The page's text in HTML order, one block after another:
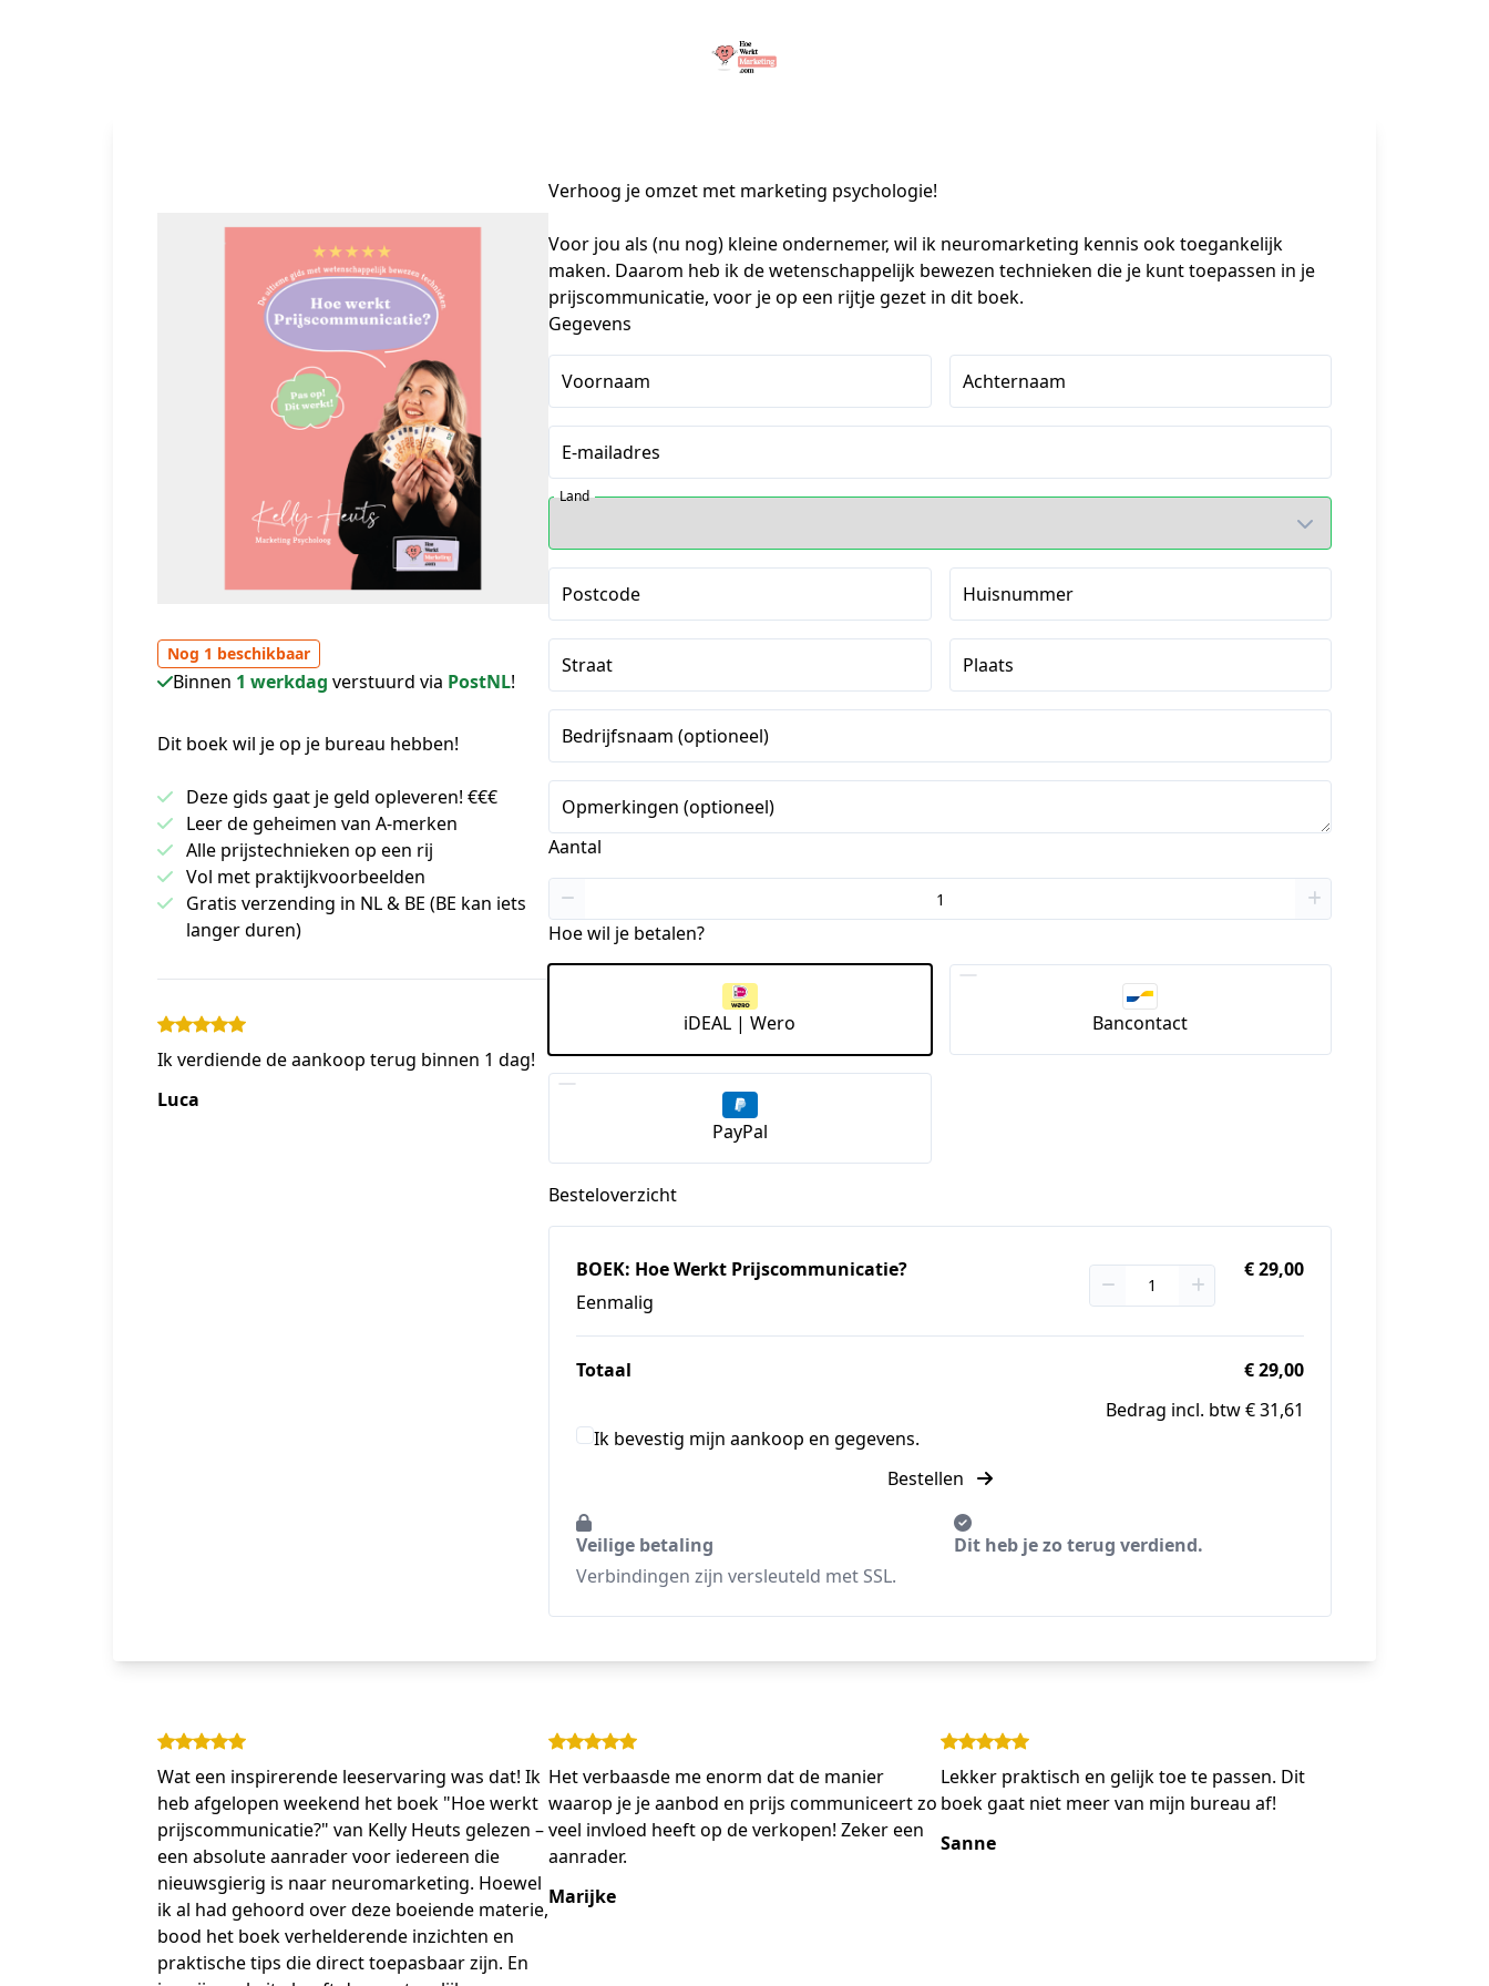
Nog 1 beschikbaar
Binnen 1 werkdag verstuurd via PostNL!
Dit boek wil je op je bureau hebben!
Deze gids gaat je geld opleveren! €€€
Leer de geheimen van A-merken
Alle prijstechnieken op een rij
Vol met praktijkvoorbeelden
Gratis verzending in NL & BE (BE kan iets
langer duren)
Ik verdiende de aankoop terug binnen 1 dag!
Luca
Verhoog je omzet met marketing psychologie!
Voor jou als (nu nog) kleine ondernemer, wil ik neuromarketing kennis ook toegankelijk
maken. Daarom heb ik de wetenschappelijk bewezen technieken die je kunt toepassen in je
prijscommunicatie, voor je op een rijtje gezet in dit boek.
Gegevens
Voornaam Achternaam
E-mailadres
Land
Postcode Huisnummer
Straat Plaats
Bedrijfsnaam (optioneel)
Opmerkingen (optioneel)
Aantal
Hoe wil je betalen?
iDEAL | Wero Bancontact
PayPal
Besteloverzicht
BOEK: Hoe Werkt Prijscommunicatie?
Eenmalig
€ 29,00
Totaal
€ 29,00
Bedrag incl. btw € 31,61
Ik bevestig mijn aankoop en gegevens.
Bestellen
Veilige betaling
Verbindingen zijn versleuteld met SSL.
Dit heb je zo terug verdiend.
Wat een inspirerende leeservaring was dat! Ik
heb afgelopen weekend het boek "Hoe werkt
prijscommunicatie?" van Kelly Heuts gelezen –
een absolute aanrader voor iedereen die
nieuwsgierig is naar neuromarketing. Hoewel
ik al had gehoord over deze boeiende materie,
bood het boek verhelderende inzichten en
praktische tips die direct toepasbaar zijn. En
Het verbaasde me enorm dat de manier
waarop je je aanbod en prijs communiceert zo
veel invloed heeft op de verkopen! Zeker een
aanrader.
Marijke
Lekker praktisch en gelijk toe te passen. Dit
boek gaat niet meer van mijn bureau af!
Sanne